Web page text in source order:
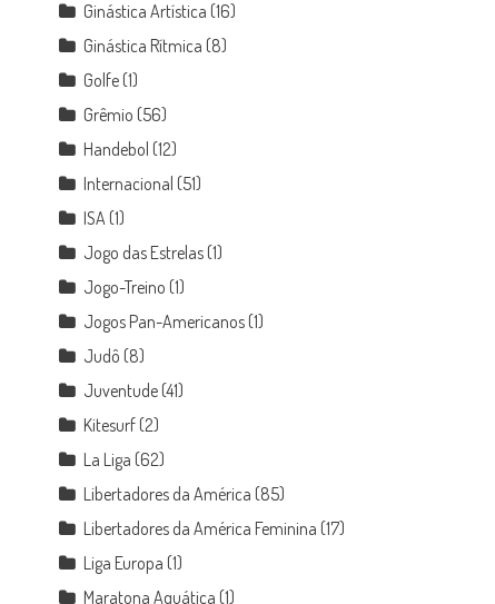
Ginástica Artística (16)
Ginástica Rítmica (8)
Golfe (1)
Grêmio (56)
Handebol (12)
Internacional (51)
ISA (1)
Jogo das Estrelas (1)
Jogo-Treino (1)
Jogos Pan-Americanos (1)
Judô (8)
Juventude (41)
Kitesurf (2)
La Liga (62)
Libertadores da América (85)
Libertadores da América Feminina (17)
Liga Europa (1)
Maratona Aquática (1)